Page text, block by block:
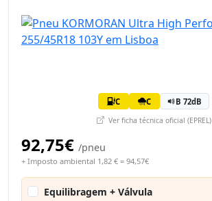
C C B 72dB
Ver ficha técnica oficial (EPREL)
92,75€ /pneu
+ Imposto ambiental 1,82 € = 94,57€
Equilibragem + Válvula